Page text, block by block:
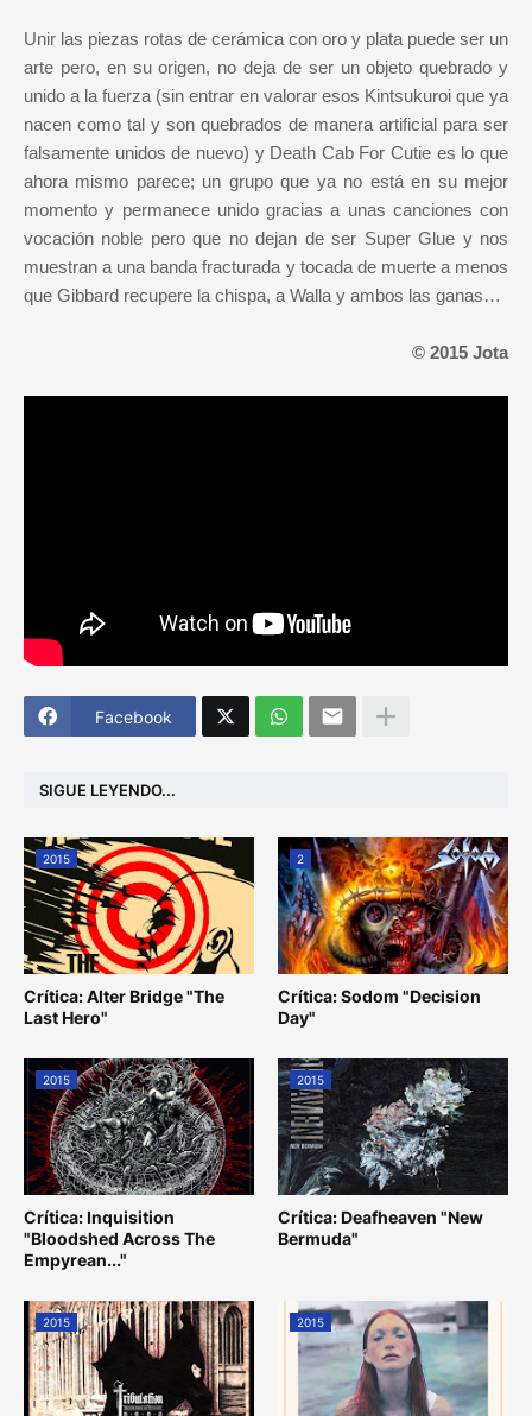
Unir las piezas rotas de cerámica con oro y plata puede ser un
arte pero, en su origen, no deja de ser un objeto quebrado y
unido a la fuerza (sin entrar en valorar esos Kintsukuroi que ya
nacen como tal y son quebrados de manera artificial para ser
falsamente unidos de nuevo) y Death Cab For Cutie es lo que
ahora mismo parece; un grupo que ya no está en su mejor
momento y permanece unido gracias a unas canciones con
vocación noble pero que no dejan de ser Super Glue y nos
muestran a una banda fracturada y tocada de muerte a menos
que Gibbard recupere la chispa, a Walla y ambos las ganas…
© 2015 Jota
Facebook
SIGUE LEYENDO...
2015
Crítica: Alter Bridge "The
Last Hero"
2
Crítica: Sodom "Decision
Day"
2015
Crítica: Inquisition
"Bloodshed Across The
Empyrean..."
2015
Crítica: Deafheaven "New
Bermuda"
2015 2015